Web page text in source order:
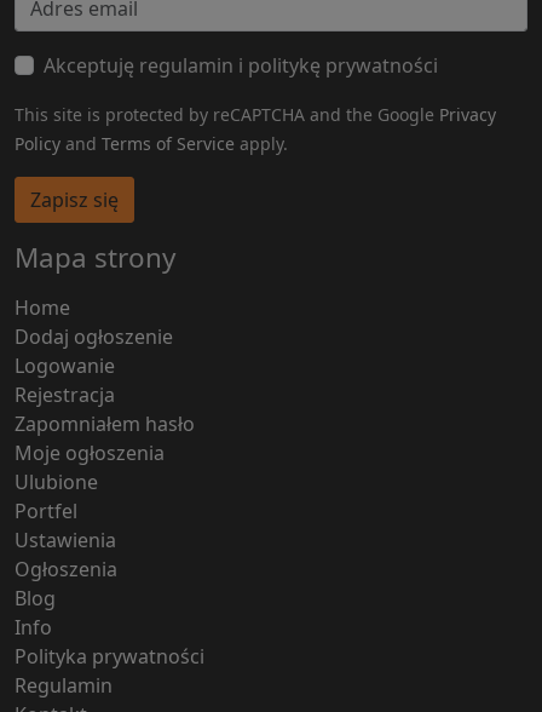
Akceptuję regulamin i politykę prywatności
This site is protected by reCAPTCHA and the Google Privacy
Policy and Terms of Service apply.
Zapisz się
Mapa strony
Home
Dodaj ogłoszenie
Logowanie
Rejestracja
Zapomniałem hasło
Moje ogłoszenia
Ulubione
Portfel
Ustawienia
Ogłoszenia
Blog
Info
Polityka prywatności
Regulamin